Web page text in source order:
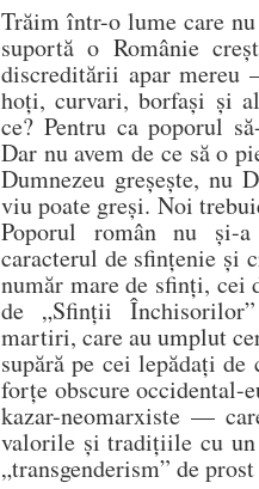
Trăim într-o lume care
suportă o Românie
discreditării apar
hoți, curvari, borfași și
ce? Pentru ca poporul
Dar nu avem de ce să o
Dumnezeu greșește, nu
viu poate greși. Noi
Poporul român nu și-
caracterul de sfințenie și
număr mare de sfinți, cei
de „Sfinții
martiri, care au umplut
supără pe cei lepădați
forțe obscure
kazar-neomarxiste —
valorile și tradițiile cu un
„transgenderism” de